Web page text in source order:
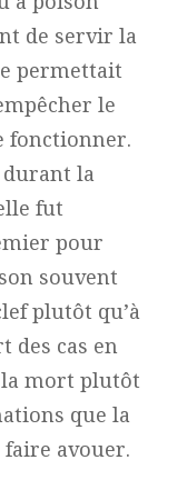
de servir la
permettait
le
fonctionner.
la
fut
pour
souvent
plutôt qu’à
des cas en
la mort plutôt
que la
avouer.